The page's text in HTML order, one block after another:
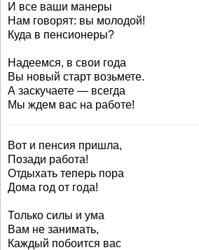
И все ваши манеры
Нам говорят: вы молодой!
Куда в пенсионеры?
Надеемся, в свои года
Вы новый старт возьмете.
А заскучаете — всегда
Мы ждем вас на работе!
Вот и пенсия пришла,
Позади работа!
Отдыхать теперь пора
Дома год от года!
Только силы и ума
Вам не занимать,
Каждый побоится вас